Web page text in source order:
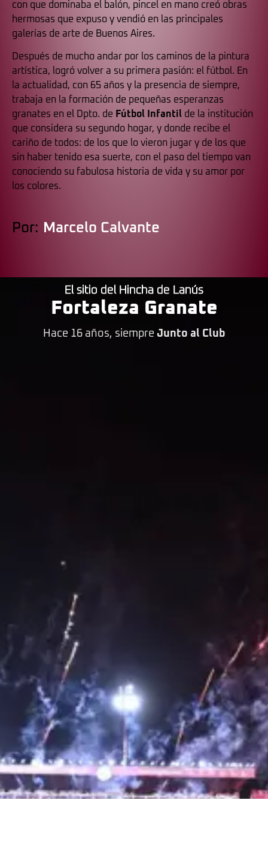
con que dominaba el balón, pincel en mano creó obras
hermosas que expuso y vendió en las principales
galerías de arte de Buenos Aires.
Después de mucho andar por los caminos de la pintura
artística, logró volver a su primera pasión: el fútbol. En
la actualidad, con 65 años y la presencia de siempre,
trabaja en la formación de pequeñas esperanzas
granates en el Dpto. de Fútbol Infantil de la institución
que considera su segundo hogar, y donde recibe el
cariño de todos: de los que lo vieron jugar y de los que
sin haber tenido esa suerte, con el paso del tiempo van
conociendo su fabulosa historia de vida y su amor por
los colores.
Por: Marcelo Calvante
El sitio del Hincha de Lanús
Fortaleza Granate
Hace 16 años, siempre Junto al Club